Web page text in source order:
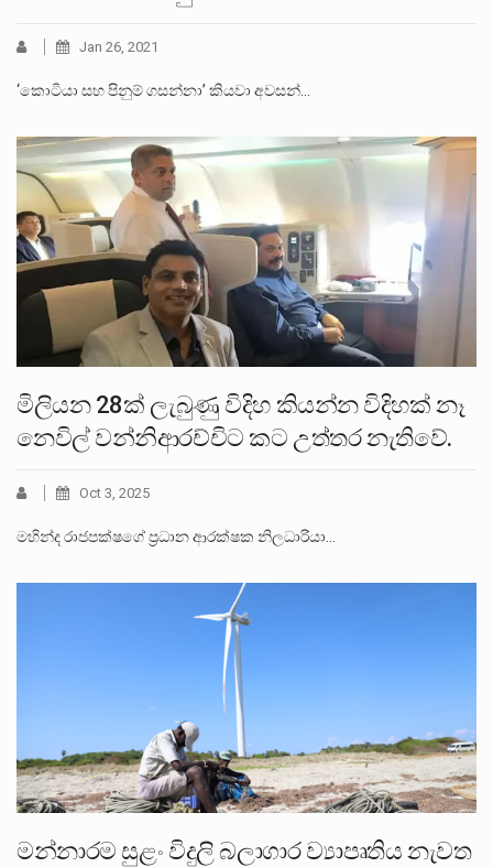
Jan 26, 2021
‘කොටියා සහ පිනුම් ගසන්නා’ කියවා අවසන්…
මිලියන 28ක් ලැබුණු විදිහ කියන්න විදිහක් නෑ
නෙවිල් වන්නිආරච්චිට කට උත්තර නැතිවේ.
Oct 3, 2025
මහින්ද රාජපක්ෂගේ ප්‍රධාන ආරක්ෂක නිලධාරියා…
මන්නාරම සුළං විදුලි බලාගාර ව්‍යාපෘතිය නැවත